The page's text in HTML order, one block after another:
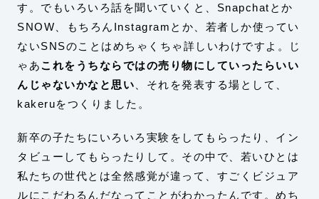
す。でもいろいろ話を聞いていくと、Snapchatとか
SNOW、もちろんInstagramとか、若者しか使ってい
ないSNSのことはめちゃくちゃ詳しいわけですよ。じ
ゃあこれをうちならではの売り物にしていったらいい
んじゃないかなと思い 、それを発表する場として、
kakeruをつくりました。
新卒の子たちにいろいろ実験をしてもらったり、イン
タビューしてもらったりして。その中で、若いひとは
私たちの世代とは全然感覚が違って、すごくビジュア
ルにこだわるんだなってことがわかったんです。めち